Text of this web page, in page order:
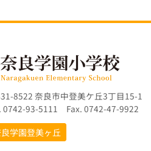
8522 奈良市中登美ケ丘3丁目15-1
0742-93-5111 Fax. 0742-47-9922
学園登美ヶ丘